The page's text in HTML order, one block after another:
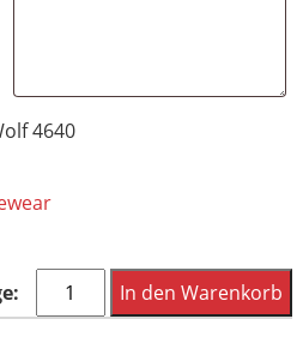
4640
Andy
Wolf
In den Warenkorb